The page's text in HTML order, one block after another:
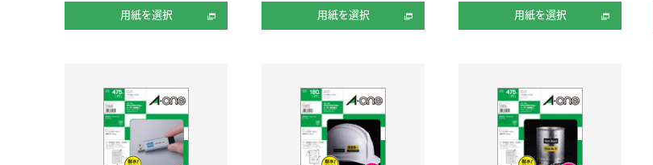
用紙を選択 用紙を選択 用紙を選択